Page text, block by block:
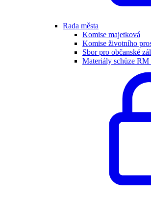
Rada města
Komise majetková
Komise životního
Sbor pro občanské
Materiály schůze